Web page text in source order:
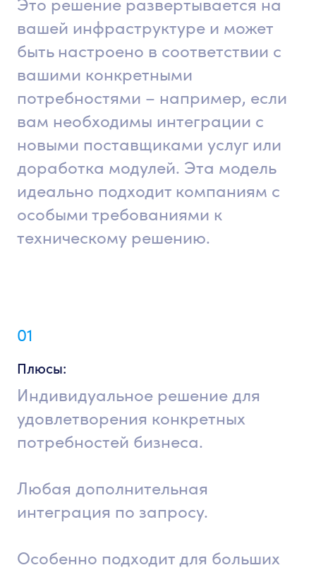
Это решение развертывается на
вашей инфраструктуре и может
быть настроено в соответствии с
вашими конкретными
потребностями – например, если
вам необходимы интеграции с
новыми поставщиками услуг или
доработка модулей. Эта модель
идеально подходит компаниям с
особыми требованиями к
техническому решению.
01
Плюсы:
Индивидуальное решение для
удовлетворения конкретных
потребностей бизнеса.
Любая дополнительная
интеграция по запросу.
Особенно подходит для больших